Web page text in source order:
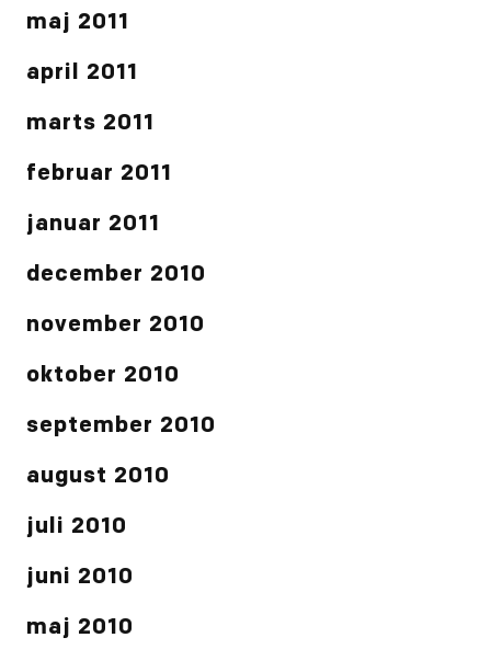
maj 2011
april 2011
marts 2011
februar 2011
januar 2011
december 2010
november 2010
oktober 2010
september 2010
august 2010
juli 2010
juni 2010
maj 2010